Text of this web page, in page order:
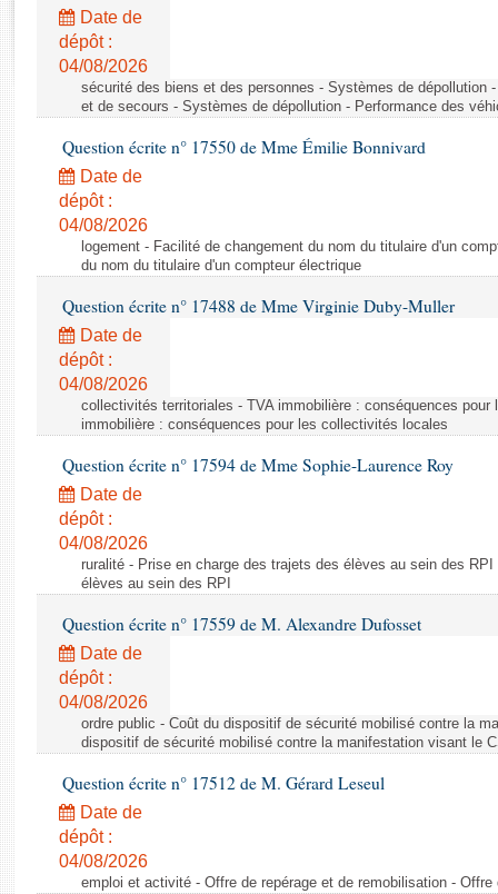
Rapports législatifs
Rapports sur l'application des lois
Baromètre de l’application des lois
Dossiers législatifs
Budget et sécurité sociale
Questions écrites et orales
Comptes rendus des débats
Date de
dépôt :
04/08/2026
sécurité des biens et des personnes - Systèmes de dépollution
et de secours - Systèmes de dépollution - Performance des
Question écrite n° 17550 de Mme Émilie Bonnivard
Date de
dépôt :
04/08/2026
logement - Facilité de changement du nom du titulaire d'un
du nom du titulaire d'un compteur électrique
Question écrite n° 17488 de Mme Virginie Duby-Muller
Date de
dépôt :
04/08/2026
collectivités territoriales - TVA immobilière : conséquences
immobilière : conséquences pour les collectivités locales
Question écrite n° 17594 de Mme Sophie-Laurence Roy
Date de
dépôt :
04/08/2026
ruralité - Prise en charge des trajets des élèves au sein des
élèves au sein des RPI
Question écrite n° 17559 de M. Alexandre Dufosset
Date de
dépôt :
04/08/2026
ordre public - Coût du dispositif de sécurité mobilisé contre la
dispositif de sécurité mobilisé contre la manifestation visant le
Question écrite n° 17512 de M. Gérard Leseul
Date de
dépôt :
04/08/2026
emploi et activité - Offre de repérage et de remobilisation -